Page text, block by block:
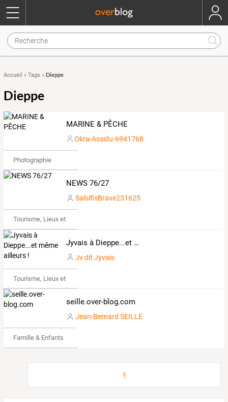
Accueil » Tags » Dieppe
Dieppe
MARINE & PÊCHE
Okra-Assidu-6941768
Photographie
NEWS 76/27
SalsifisBrave231625
Tourisme, Lieux et Événements
Jyvais à Dieppe...et même ailleurs !
Jv dit Jyvais
Tourisme, Lieux et Événements
seille.over-blog.com
Jean-Bernard SEILLE
Famille & Enfants
1